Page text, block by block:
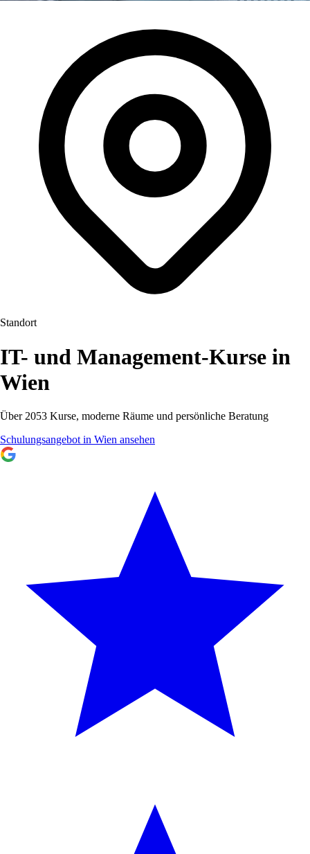
Standort
IT- und Management-Kurse in
Wien
Über 2053 Kurse, moderne Räume und persönliche Beratung
Schulungsangebot in Wien ansehen